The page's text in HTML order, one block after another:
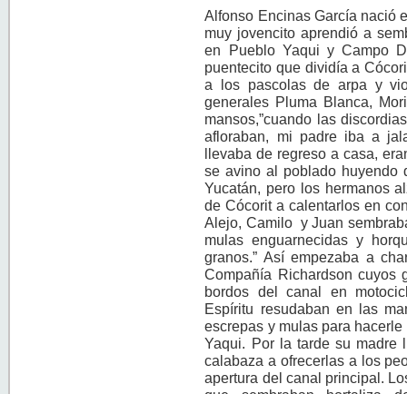
Alfonso Encinas García nació
muy jovencito aprendió a
en Pueblo Yaqui y Campo
puentecito que dividía a
a los pascolas de arpa y
generales Pluma Blanca,
mansos,”cuando las
afloraban, mi padre iba a
llevaba de regreso a casa,
se avino al poblado huyendo
Yucatán, pero los hermanos
de Cócorit a calentarlos en
Alejo, Camilo y Juan
mulas enguarnecidas y
granos.” Así empezaba a
Compañía Richardson cuyos
bordos del canal en
Espíritu resudaban en las
escrepas y mulas para
Yaqui. Por la tarde su madre
calabaza a ofrecerlas a los
apertura del canal principal.